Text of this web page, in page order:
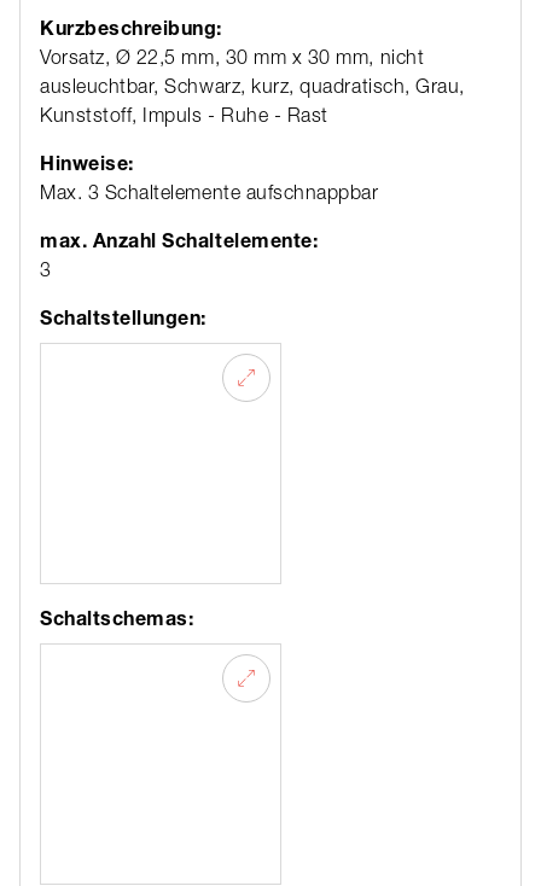
Kurzbeschreibung:
Vorsatz, Ø 22,5 mm, 30 mm x 30 mm, nicht
ausleuchtbar, Schwarz, kurz, quadratisch, Grau,
Kunststoff, Impuls - Ruhe - Rast
Hinweise:
Max. 3 Schaltelemente aufschnappbar
max. Anzahl Schaltelemente:
3
Schaltstellungen:
Schaltschemas: